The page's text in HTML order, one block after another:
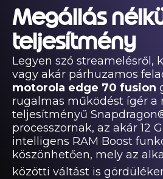
Megállás
teljesítmény
Legyen szó streamelésről,
vagy akár párhuzamos
motorola edge 70 fusion
rugalmas működést ígér a
teljesítményű
processzornak, az akár 12
intelligens RAM Boost
köszönhetően, mely az
közötti váltást is